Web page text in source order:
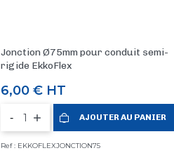
Jonction Ø75mm pour conduit semi-
rigide EkkoFlex
Prix
6,00 € HT
- AJOUTER AU PANIER
Ref : EKKOFLEXJONCTION75